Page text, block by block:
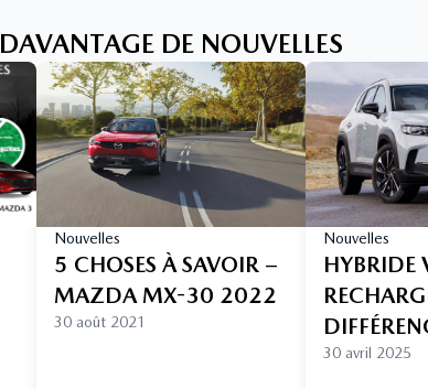
DAVANTAGE DE NOUVELLES
Nouvelles
5 CHOSES À SAVOIR –
MAZDA MX-30 2022
30 août 2021
Nouvelles
HYBRIDE
30 avril 2025